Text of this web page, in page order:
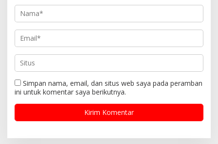
Simpan nama, email, dan situs web saya pada peramban
ini untuk komentar saya berikutnya.